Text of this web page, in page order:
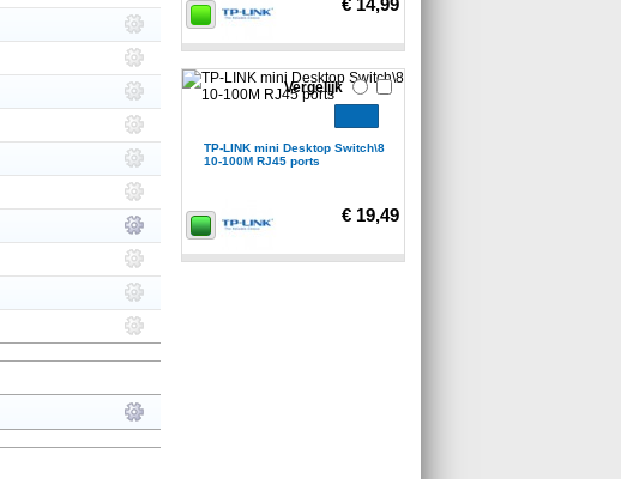
TP-LINK mini Desktop Switch\8
10-100M RJ45 ports
€ 19,49
Vergelijk